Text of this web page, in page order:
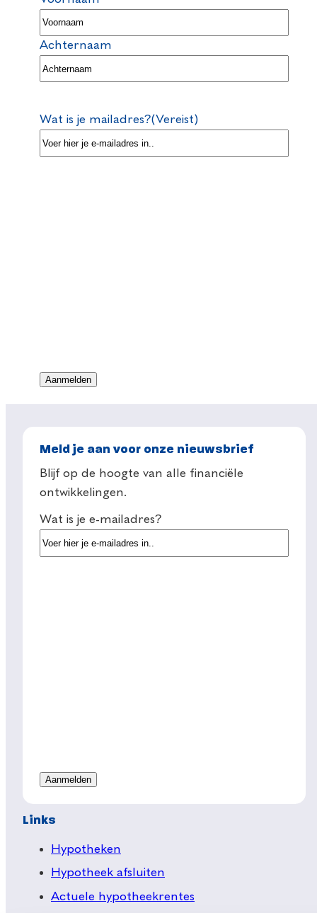
Achternaam
Wat is je mailadres?(Vereist)
Meld je aan voor onze nieuwsbrief
Blijf op de hoogte van alle financiële
ontwikkelingen.
Wat is je e-mailadres?
Links
Hypotheken
Hypotheek afsluiten
Actuele hypotheekrentes